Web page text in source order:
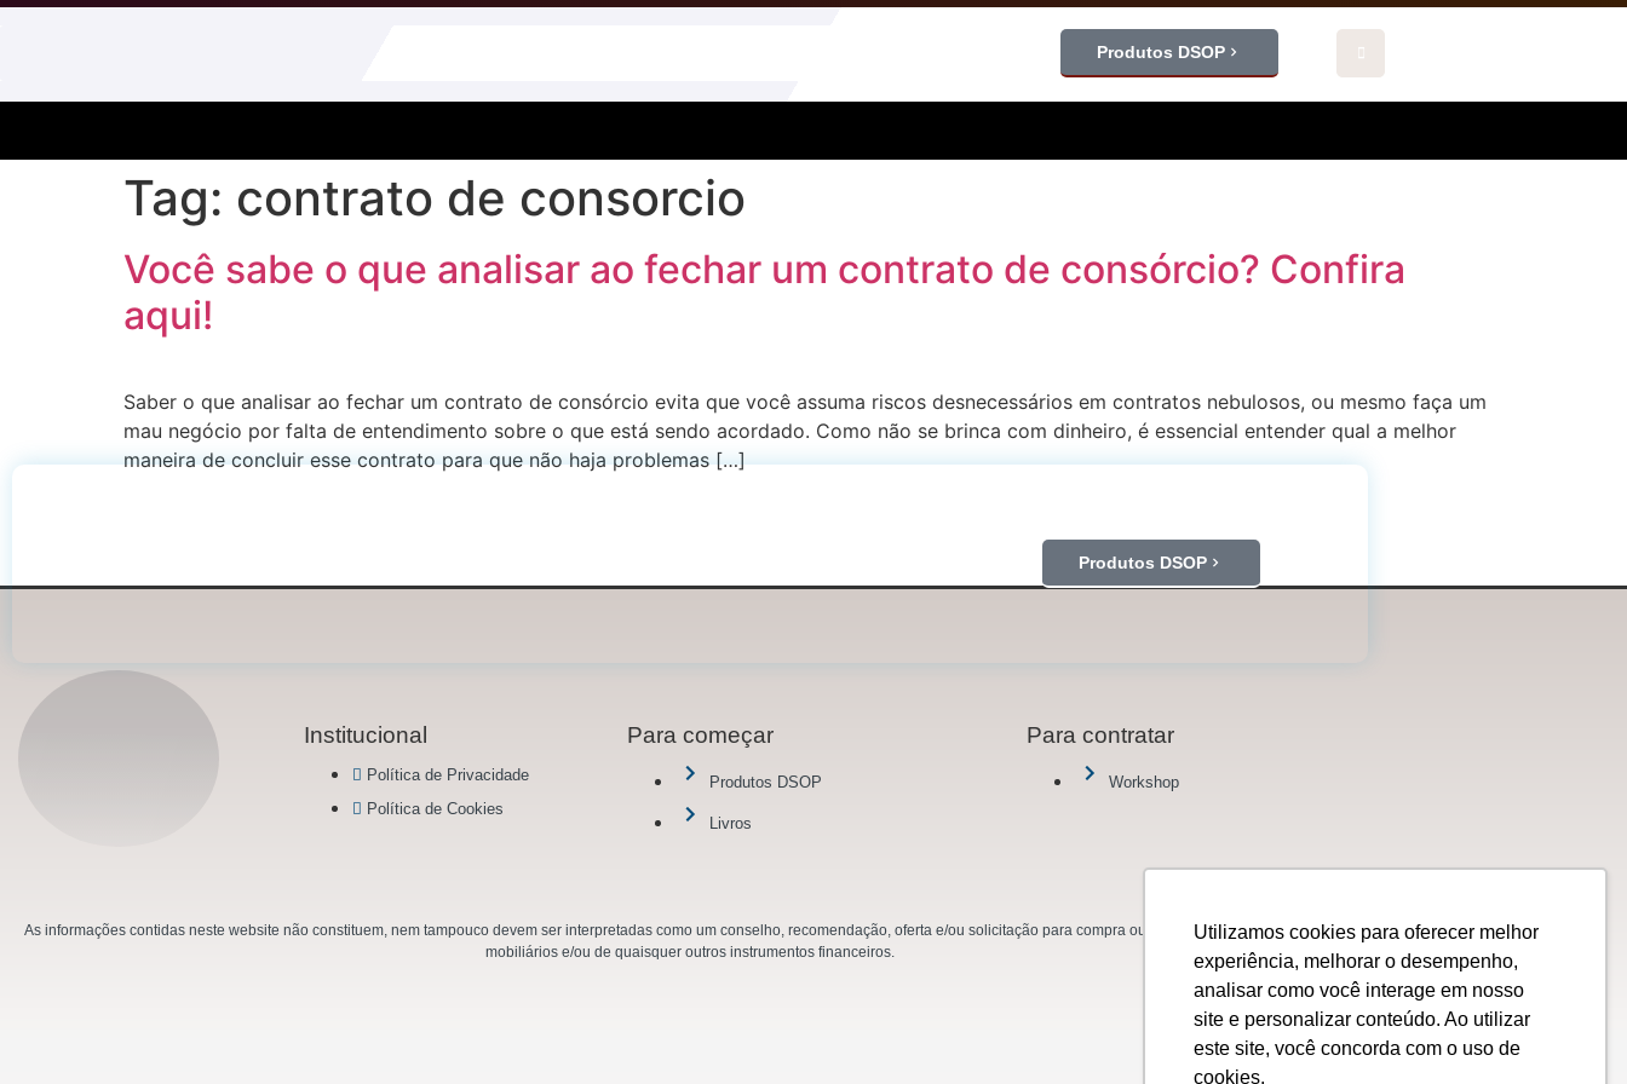
Utilizamos cookies para oferecer melhor
experiência, melhorar o desempenho,
analisar como você interage em nosso
site e personalizar conteúdo. Ao utilizar
este site, você concorda com o uso de
cookies.
Produtos DSOP
Tag: contrato de consorcio
Você sabe o que analisar ao fechar um contrato de consórcio? Confira
aqui!
Saber o que analisar ao fechar um contrato de consórcio evita que você assuma riscos desnecessários em contratos nebulosos, ou mesmo faça um
mau negócio por falta de entendimento sobre o que está sendo acordado. Como não se brinca com dinheiro, é essencial entender qual a melhor
maneira de concluir esse contrato para que não haja problemas […]
Produtos DSOP
Institucional
Política de Privacidade
Política de Cookies
Para começar
Produtos DSOP
Livros
Para contratar
Workshop
As informações contidas neste website não constituem, nem tampouco devem ser interpretadas como um conselho, recomendação, oferta e/ou solicitação para compra ou venda de ações, títulos, valores
mobiliários e/ou de quaisquer outros instrumentos financeiros.